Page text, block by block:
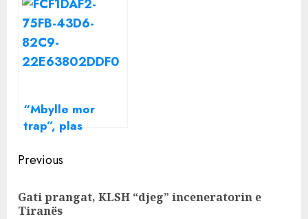
Hysën. Pas 22
ditëve, mësova
se ishte 45
ditëshe
“Mbylle mor
trap”, plas
Ronela Hajatin.
kur del ti! Aliaj:
Çështje niveli…
Continue
Reading
Previous
Gati prangat, KLSH “djeg” inceneratorin e
Tiranës